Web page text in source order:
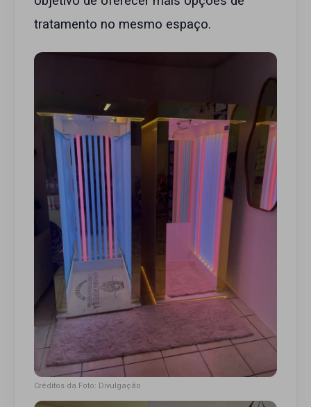
tratamento no mesmo espaço.
Créditos da Foto: Divulgação